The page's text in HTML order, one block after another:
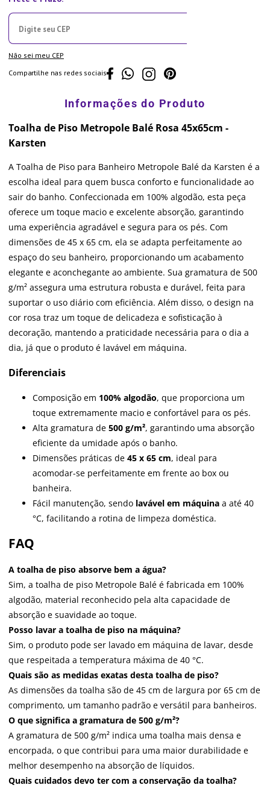
Não sei meu CEP
Compartilhe nas redes sociais
Toalha de Piso Metropole Balé Rosa 45x65cm -
Karsten
A Toalha de Piso para Banheiro Metropole Balé da Karsten é a
escolha ideal para quem busca conforto e funcionalidade ao
sair do banho. Confeccionada em 100% algodão, esta peça
oferece um toque macio e excelente absorção, garantindo
uma experiência agradável e segura para os pés. Com
dimensões de 45 x 65 cm, ela se adapta perfeitamente ao
espaço do seu banheiro, proporcionando um acabamento
elegante e aconchegante ao ambiente. Sua gramatura de 500
g/m² assegura uma estrutura robusta e durável, feita para
suportar o uso diário com eficiência. Além disso, o design na
cor rosa traz um toque de delicadeza e sofisticação à
decoração, mantendo a praticidade necessária para o dia a
dia, já que o produto é lavável em máquina.
Diferenciais
Composição em 100% algodão, que proporciona um
toque extremamente macio e confortável para os pés.
Alta gramatura de 500 g/m², garantindo uma absorção
eficiente da umidade após o banho.
Dimensões práticas de 45 x 65 cm, ideal para
acomodar-se perfeitamente em frente ao box ou
banheira.
Fácil manutenção, sendo lavável em máquina a até 40
°C, facilitando a rotina de limpeza doméstica.
FAQ
A toalha de piso absorve bem a água?
Sim, a toalha de piso Metropole Balé é fabricada em 100%
algodão, material reconhecido pela alta capacidade de
absorção e suavidade ao toque.
Posso lavar a toalha de piso na máquina?
Sim, o produto pode ser lavado em máquina de lavar, desde
que respeitada a temperatura máxima de 40 °C.
Quais são as medidas exatas desta toalha de piso?
As dimensões da toalha são de 45 cm de largura por 65 cm de
comprimento, um tamanho padrão e versátil para banheiros.
O que significa a gramatura de 500 g/m²?
A gramatura de 500 g/m² indica uma toalha mais densa e
encorpada, o que contribui para uma maior durabilidade e
melhor desempenho na absorção de líquidos.
Quais cuidados devo ter com a conservação da toalha?